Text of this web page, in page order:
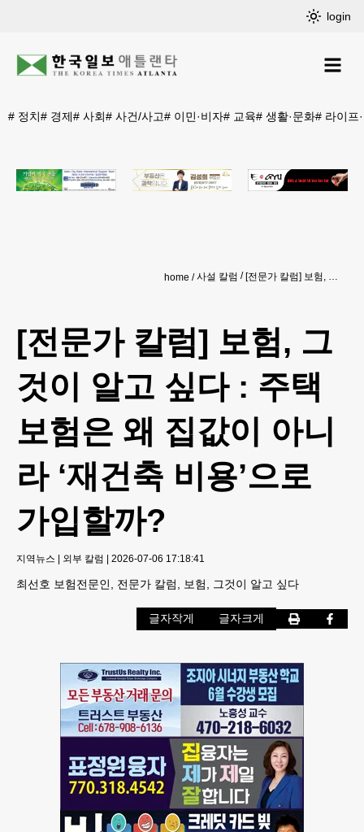
login
# 정치# 경제# 사회# 사건/사고# 이민·비자# 교육# 생활·문화# 라이프
home 사설 칼럼 [전문가 칼럼] 보험, 그것이 알고 싶다 : 주택보험은 왜 집값이 아니라 ‘재건축 비용’으로 가입할까?
[전문가 칼럼] 보험, 그
것이 알고 싶다 : 주택
보험은 왜 집값이 아니
라 ‘재건축 비용’으로
가입할까?
지역뉴스 | 외부 칼럼 | 2026-07-06 17:18:41
최선호 보험전문인, 전문가 칼럼, 보험, 그것이 알고 싶다
글자작게 글자크게